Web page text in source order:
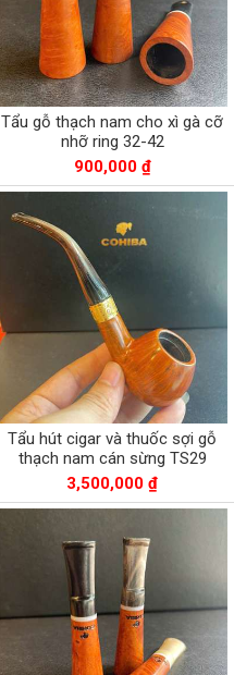
Tẩu gỗ thạch nam cho xì gà cỡ
nhỡ ring 32-42
900,000 ₫
Tẩu hút cigar và thuốc sợi gỗ
thạch nam cán sừng TS29
3,500,000 ₫